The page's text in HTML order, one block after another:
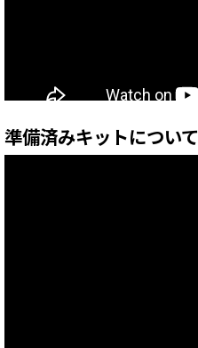
準備済みキットについて